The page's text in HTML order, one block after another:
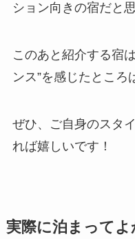
ション向きの宿だと
このあと紹介する宿
ンス”を感じたところ
ぜひ、ご自身のスタ
れば嬉しいです！
実際に泊まって